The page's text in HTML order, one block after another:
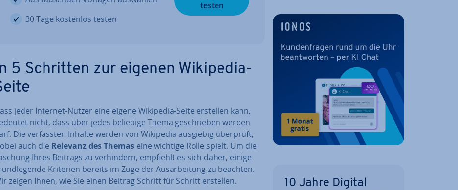
30 Tage kostenlos testen
testen
5 Schritten zur eigenen Wikipedia-
jeder Internet-Nutzer eine eigene Wikipedia-Seite erstellen kann,
nicht, dass über jedes beliebige Thema ge­schrie­ben werden
Die ver­fass­ten Inhalte werden von Wikipedia ausgiebig überprüft,
auch die Relevanz des Themas eine wichtige Rolle spielt. Um die
Ihres Beitrags zu ver­hin­dern, empfiehlt es sich daher, einige
Kriterien bereits im Zuge der Aus­ar­bei­tung zu beachten.
zeigen Ihnen, wie Sie einen Beitrag Schritt für Schritt erstellen.
10 Jahre Digital